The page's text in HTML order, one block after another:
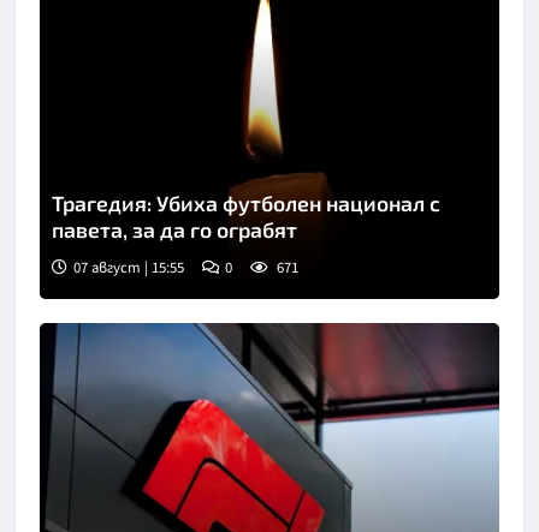
Трагедия: Убиха футболен национал с
павета, за да го ограбят
07 август | 15:55 0 671